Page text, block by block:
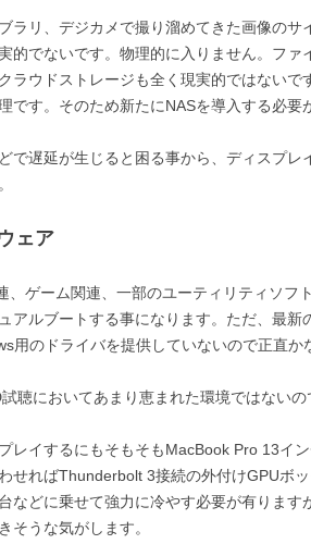
ラリ、デジカメで撮り溜めてきた画像の
的でないです。物理的に入りません。フ
ラウドストレージも全く現実的ではない
です。そのため新たにNASを導入する必要
で遅延が生じると困る事から、ディスプ
ェア
、ゲーム関連、一部のユーティリティソフ
アルブートする事になります。ただ、最
用のドライバを提供していないので正直
聴においてあまり恵まれた環境ではない
レイするにもそもそもMacBook Pro 13イ
せればThunderbolt 3接続の外付けGPUボ
などに乗せて強力に冷やす必要が有りま
そうな気がします。